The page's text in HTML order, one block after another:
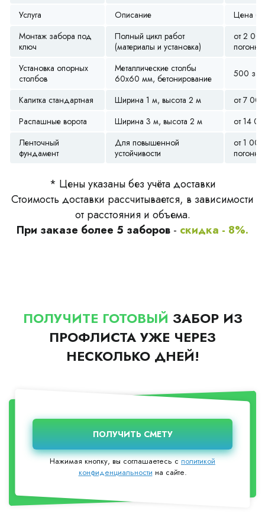
Услуга Описание
Цена
Монтаж забора под
ключ
Полный цикл работ
(материалы и установка)
от 2
Установка опорных
столбов
Металлические столбы
60х60 мм, бетонирование
500 за
Калитка стандартная Ширина 1 м, высота 2 м
от 7 000
Распашные ворота
Ширина 3 м, высота 2 м
от 14
Ленточный
фундамент
Для повышенной
устойчивости
от 1
* Цены указаны без учёта доставки
Стоимость доставки рассчитывается, в зависимости
от расстояния и объема.
При заказе более 5 заборов - скидка - 8%.
ПОЛУЧИТЕ ГОТОВЫЙ ЗАБОР ИЗ
ПРОФЛИСТА УЖЕ ЧЕРЕЗ
НЕСКОЛЬКО ДНЕЙ!
Нажимая кнопку, вы соглашаетесь сполитикой
конфиденциальности на сайте.